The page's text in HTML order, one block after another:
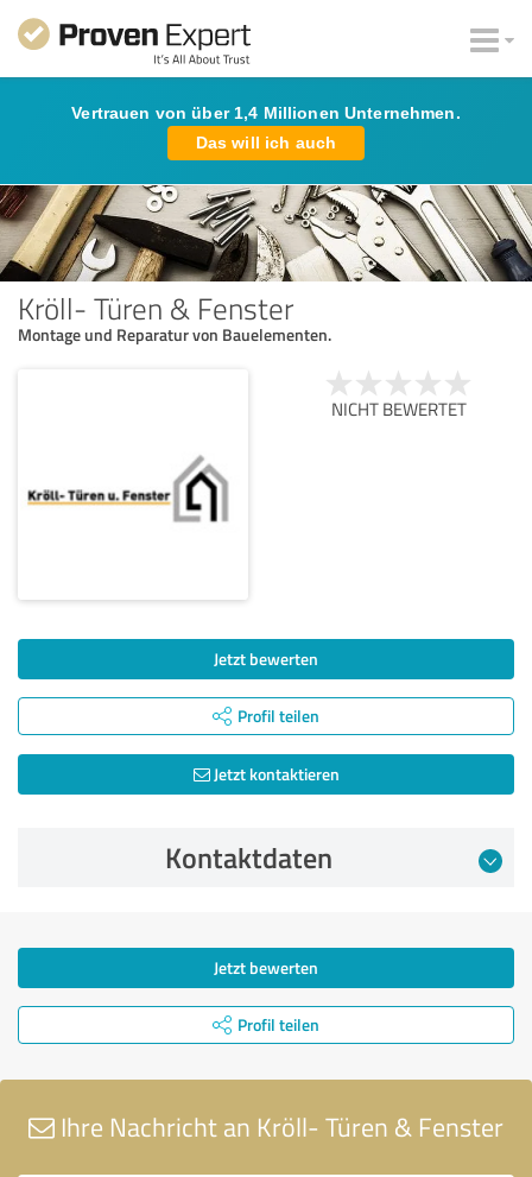
Vertrauen von über 1,4 Millionen Unternehmen.
Das will ich auch
Kröll- Türen & Fenster
Montage und Reparatur von Bauelementen.
NICHT BEWERTET
Jetzt bewerten
Profil teilen
Jetzt kontaktieren
Kontaktdaten
Jetzt bewerten
Profil teilen
Ihre Nachricht an Kröll- Türen & Fenster